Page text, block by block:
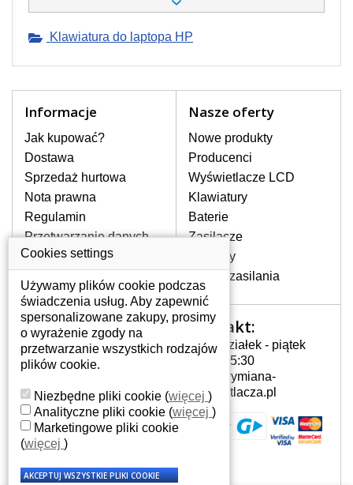
uszkodzona, polałeś ją płynem, który
swojej pozycji? Kup nową klawiaturę,
Oferujemy oryginalne klawiatury w
stronie internetowej ją znajdziesz za
pomocy wyszukiwarki. Wystarczy znać
model laptopa. Przy każdej klawiaturze
nie może brakować szczególowe zdjęcie
do aktualnego stanu naszego magazynu.
W JAKI SPOSÓB MOŻE SIĘ
PRZEJAWIAĆ USTERKA
Częstymi objawami są pomijanie liter
czy wyświetlanie innych liter oraz
dublowanie tych samych znaków. W
przypadku podlicia klawisze nie
powrócą do pierwotnej pozycji. Albo
też uszkodzenie mechaniczne, np.
JAK TO DZIAŁA?
Klawiatura składa się z kilku
warstw folii, z których przewodzą
przewodzące warstwy.
Klawiatura do laptopa HP
Informacje
Jak kupować?
Dostawa
Sprzedaż hurtowa
Nota prawna
Regulamin
Przetwarzanie danych
osobowych
Gdzie nas znajdziesz
Nasze oferty
Nowe produkty
Producenci
Wyświetlacze LCD
Klawiatury
Baterie
Zasilacze
Zawiasy
Złącza zasilania
Twoje konto
Twoje konto
Dane osobowe
Adresy
Historia zamówień
Kontakt:
Poniedziałek - piątek
7:00 - 15:30
info@wymiana-
wyswietlacza.pl
Cookies settings
Używamy plików cookie podczas
świadczenia usług. Aby zapewnić
spersonalizowane zakupy, prosimy
o wyrażenie zgody na
przetwarzanie wszystkich rodzajów
plików cookie.
Niezbędne pliki cookie (więcej )
Analityczne pliki cookie (więcej )
Marketingowe pliki cookie
(więcej )